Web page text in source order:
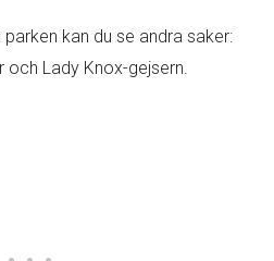
kan du se andra saker:
och Lady Knox-gejsern.